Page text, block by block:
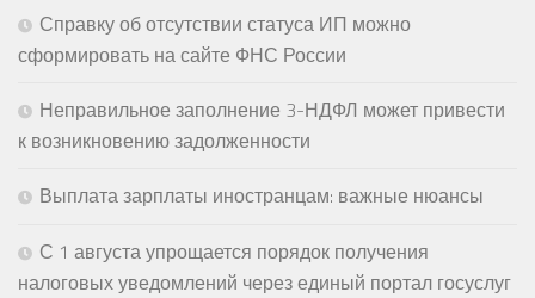
Справку об отсутствии статуса ИП можно
сформировать на сайте ФНС России
Неправильное заполнение 3-НДФЛ может привести
к возникновению задолженности
Выплата зарплаты иностранцам: важные нюансы
С 1 августа упрощается порядок получения
налоговых уведомлений через единый портал госуслуг